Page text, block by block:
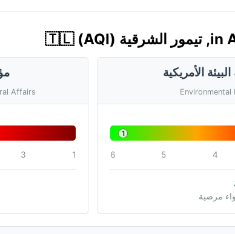
الأمريكية
1
4
5
6
مرضية
Affairs
1
3